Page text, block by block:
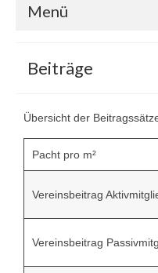
Menü
Ansprechpartner
Freie Gärten
Newsletter
Beiträge
Übersicht der
Pacht pro m²
Vereinsbeitrag
Vereinsbeitrag